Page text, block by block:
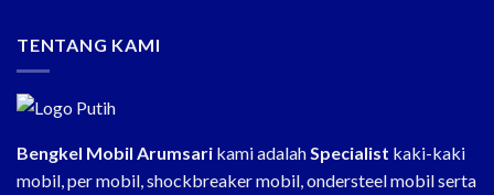
TENTANG KAMI
Bengkel Mobil Arumsari kami adalah Specialist kaki-kaki
mobil, per mobil, shockbreaker mobil, ondersteel mobil serta